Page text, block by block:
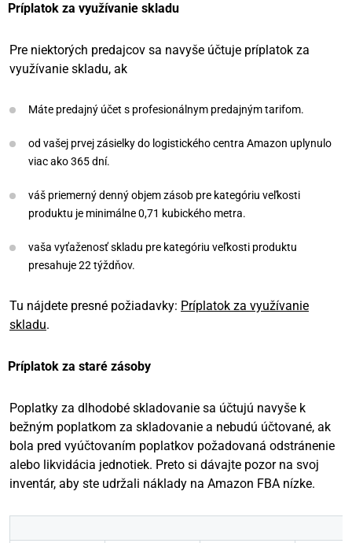
Príplatok za využívanie skladu
Pre niektorých predajcov sa navyše účtuje príplatok za
využívanie skladu, ak
Máte predajný účet s profesionálnym predajným tarifom.
od vašej prvej zásielky do logistického centra Amazon uplynulo
viac ako 365 dní.
váš priemerný denný objem zásob pre kategóriu veľkosti
produktu je minimálne 0,71 kubického metra.
vaša vyťaženosť skladu pre kategóriu veľkosti produktu
presahuje 22 týždňov.
Tu nájdete presné požiadavky: Príplatok za využívanie
skladu.
Príplatok za staré zásoby
Poplatky za dlhodobé skladovanie sa účtujú navyše k
bežným poplatkom za skladovanie a nebudú účtované, ak
bola pred vyúčtovaním poplatkov požadovaná odstránenie
alebo likvidácia jednotiek. Preto si dávajte pozor na svoj
inventár, aby ste udržali náklady na Amazon FBA nízke.